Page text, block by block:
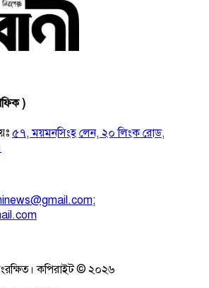
)
৫৭, ময়মনসিংহ লেন, ২০ লিংক রোড,
;
কপিরাইট © ২০২৬